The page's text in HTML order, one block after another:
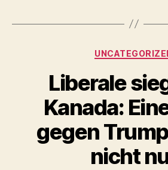
Liberale
Kanada:
gegen
nicht